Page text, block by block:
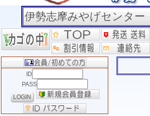
伊勢志摩みやげセンタ
ID
PASS